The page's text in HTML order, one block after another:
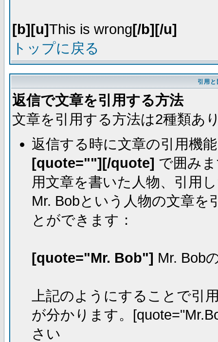
[b][u]This is wrong[/b][/u]
トップに戻る
引用
返信で文章を引用する方法
文章を引用する方法は2種類あ
返信する時に文章の引用機
[quote=""][/quote] で囲み
用文章を書いた人物、引用
Mr. Bobという人物の文章
とができます：
[quote="Mr. Bob"] Mr. Bob
上記のようにすることで引
が分かります。
さい